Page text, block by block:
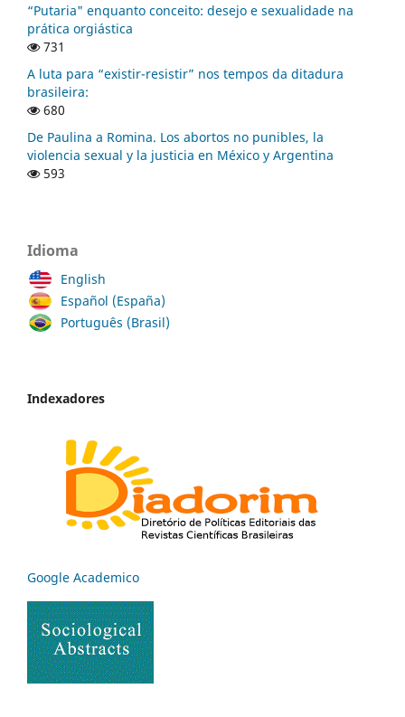
“Putaria" enquanto conceito: desejo e sexualidade na
prática orgiástica
731
A luta para “existir-resistir” nos tempos da ditadura
brasileira:
680
De Paulina a Romina. Los abortos no punibles, la
violencia sexual y la justicia en México y Argentina
593
Idioma
English
Español (España)
Português (Brasil)
Indexadores
Google Academico